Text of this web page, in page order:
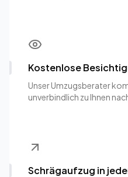
Kostenlose
Unser Umzugsberater
unverbindlich zu Ihnen
Schrägaufzug in